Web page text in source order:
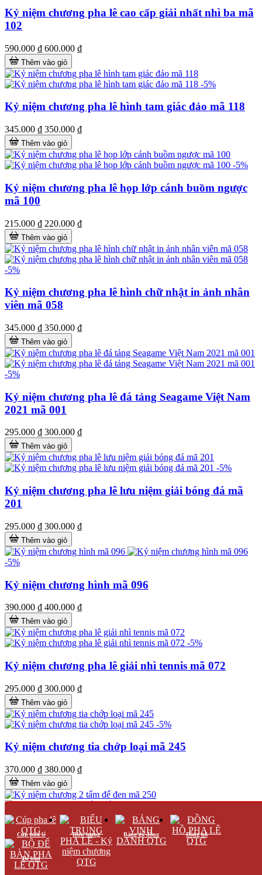
Kỷ niệm chương pha lê cao cấp giải nhất nhì ba mã
102
590.000 ₫ 600.000 ₫
Thêm vào giỏ
-5%
Kỷ niệm chương pha lê hình tam giác đảo mã 118
345.000 ₫ 350.000 ₫
Thêm vào giỏ
-5%
Kỷ niệm chương pha lê họp lớp cánh buồm ngược
mã 100
215.000 ₫ 220.000 ₫
Thêm vào giỏ
-5%
Kỷ niệm chương pha lê hình chữ nhật in ảnh nhân
viên mã 058
345.000 ₫ 350.000 ₫
Thêm vào giỏ
-5%
Kỷ niệm chương pha lê đá tảng Seagame Việt Nam
2021 mã 001
295.000 ₫ 300.000 ₫
Thêm vào giỏ
-5%
Kỷ niệm chương pha lê lưu niệm giải bóng đá mã
201
295.000 ₫ 300.000 ₫
Thêm vào giỏ
-5%
Kỷ niệm chương hình mã 096
390.000 ₫ 400.000 ₫
Thêm vào giỏ
-5%
Kỷ niệm chương pha lê giải nhì tennis mã 072
295.000 ₫ 300.000 ₫
Thêm vào giỏ
-5%
Kỷ niệm chương tia chớp loại mã 245
370.000 ₫ 380.000 ₫
Thêm vào giỏ
-5%
Kỷ niệm chương 2 tấm đế đen mã 250
370.000 ₫380.000 ₫
Thêm vào giỏ
Cúp pha lê Biểu trưng Bảng gỗ đồng Đồng hồ
Để bàn